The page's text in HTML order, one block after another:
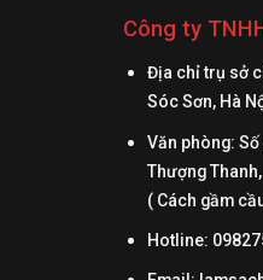
Công ty
Địa chỉ trụ sở
Sóc Sơn, Hà
Văn phòng:
Thượng
( Cách gầm
Hotline: